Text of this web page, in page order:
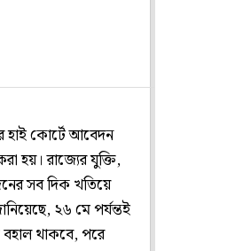
হাই কোর্টে আবেদন
হয়। রাজ্যের যুক্তি,
সব দিক খতিয়ে
২৬ মে পর্যন্তই
থাকবে, পরে